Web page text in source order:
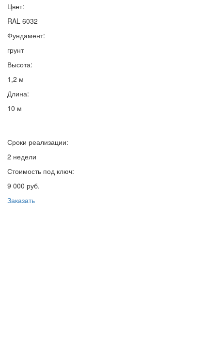
Цвет:
RAL 6032
Фундамент:
грунт
Высота:
1,2 м
Длина:
10 м
Сроки реализации:
2 недели
Стоимость под ключ:
9 000 руб.
Заказать